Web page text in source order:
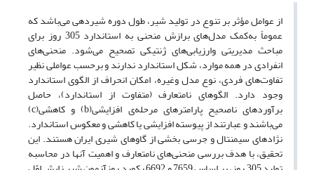
از عوامل مؤثر بر تنوع در تولید شیر، طول دوره شیردهی می‌باشد که
عموماً به‌کمک مدل‌های برازش منحنی به‌ استاندارد 305 روز برای
مباحث مدیریتی وارزیابی‌های ژنتیکی تصحیح می‌شود. منحنی‌های
انفرادی در همه موارد، شکل استاندارد ندارند و برحسب عواملی نظیر
تفاوت‌های فردی، نوع مدل وغیره، امکان انحراف از الگوی استاندارد
وجود دارد. الگوهای نامتعارف (متفاوت ‌از استاندارد)، حاصل
برآوردهای ناصحیح پارامترهای مرحله‌ی افزایشی(b) و کاهشی(c)
می‌باشند و عبارتند از پیوسته‌ افزایشی یا کاهشی و معکوس استاندارد.
نژادهای سیمنتال و جرسی بخشی از گاوهای شیری ایران هستند. این
تحقیق، با هدف بررسی منحنی‌های نامتعارف و اهمیت آنها در محاسبه